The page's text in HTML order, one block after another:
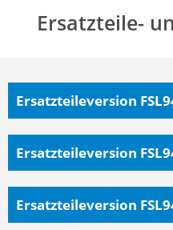
Ersatzteile-
Ersatzteileversion
Ersatzteileversion
Ersatzteileversion